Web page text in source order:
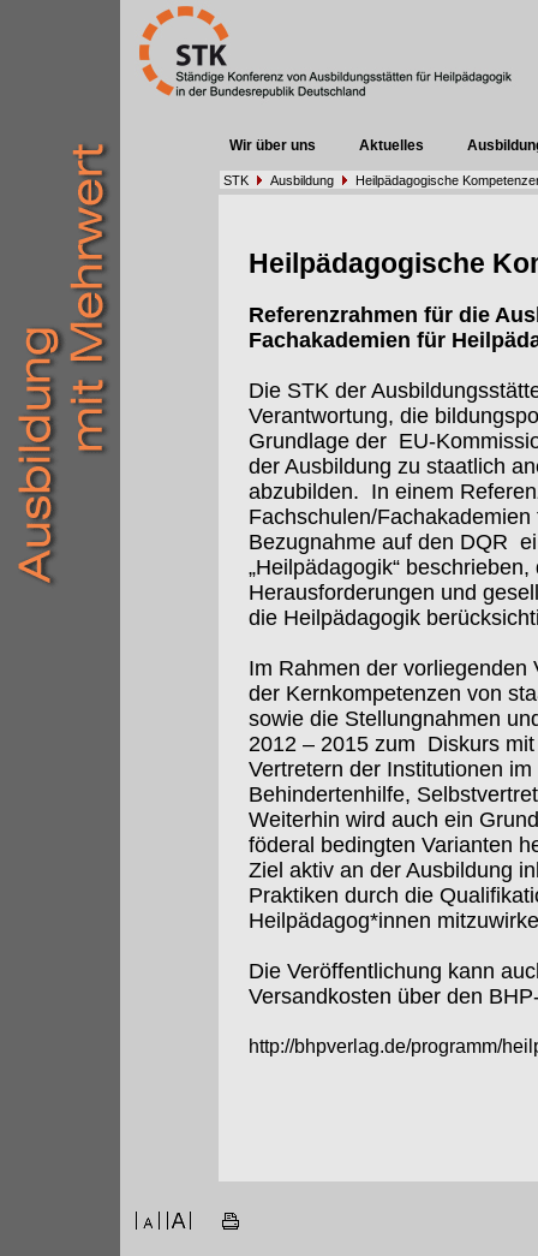
Wir über uns Aktuelles
STK Ausbildung Heilpädagogische
Heilpädagogische
Referenzrahmen für die
Fachakademien für
Die STK der
Verantwortung, die
Grundlage der EU-
der Ausbildung zu staatlich
abzubilden. In einem
Fachschulen/
Bezugnahme auf den DQR
„Heilpädagogik“
Herausforderungen und
die Heilpädagogik
Im Rahmen der
der Kernkompetenzen von
sowie die Stellungnahmen
2012 – 2015 zum Diskurs
Vertretern der Institutionen
Behindertenhilfe,
Weiterhin wird auch ein
föderal bedingten Varianten
Ziel aktiv an der Ausbildung
Praktiken durch die
Heilpädagog*innen
Die Veröffentlichung kann
Versandkosten über den
http://bhpverlag.de/programm/